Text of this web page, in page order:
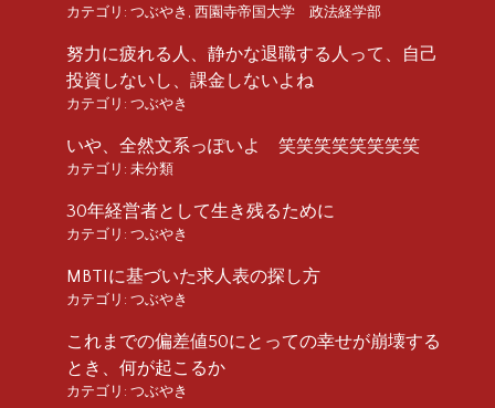
カテゴリ: つぶやき 西園寺帝国大学 政法経学部
努力に疲れる人、静かな退職する人って、自己
投資しないし、課金しないよね
カテゴリ: つぶやき
いや、全然文系っぽいよ 笑笑笑笑笑笑笑笑
カテゴリ: 未分類
30年経営者として生き残るために
カテゴリ: つぶやき
MBTIに基づいた求人表の探し方
カテゴリ: つぶやき
これまでの偏差値50にとっての幸せが崩壊する
とき、何が起こるか
カテゴリ: つぶやき